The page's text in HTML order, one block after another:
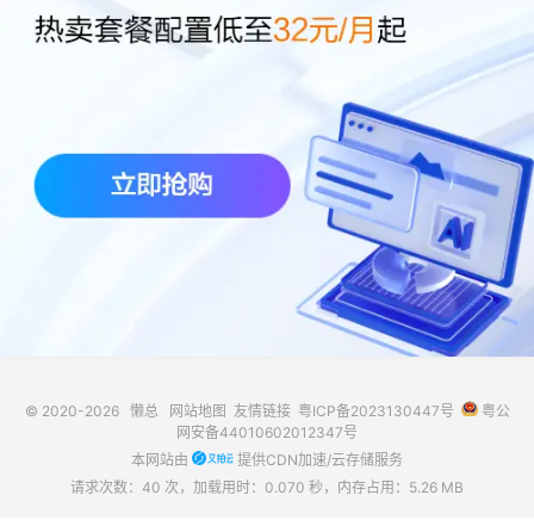
© 2020-2026 懒总 网站地图 友情链接 粤ICP备2023130447号
粤公
网安备44010602012347号
本网站由
提供CDN加速/云存储服务
请求次数：40 次，加载用时：0.070 秒，内存占用：5.26 MB